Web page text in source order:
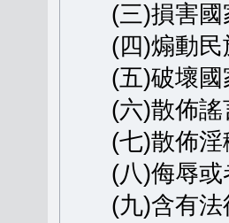
(三)損害國
(四)煽動民
(五)破壞國
(六)散佈謠
(七)散佈淫穢
(八)侮辱或
(九)含有法